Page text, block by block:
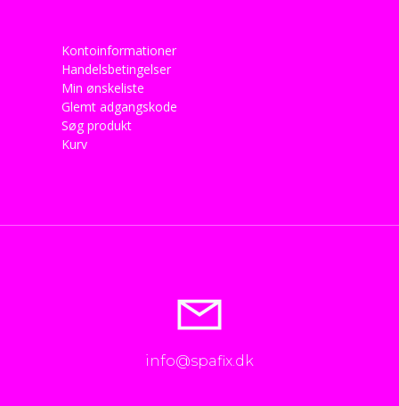
Kontoinformationer
Handelsbetingelser
Min ønskeliste
Glemt adgangskode
Søg produkt
Kurv
info@spafix.dk